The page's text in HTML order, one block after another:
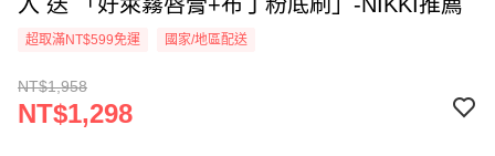
超取滿NT$599免運 國家/地區配送
NT$1,958
NT$1,298